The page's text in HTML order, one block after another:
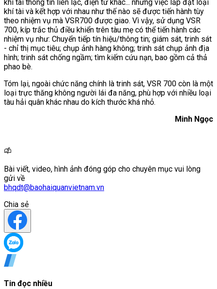
khí tài thông tin liên lạc, điện tử khác... nhưng việc lắp đặt loại
khí tài và kết hợp với nhau như thế nào sẽ được tiến hành tùy
theo nhiệm vụ mà VSR700 được giao. Vì vậy, sử dụng VSR
700, kíp trắc thủ điều khiển trên tàu mẹ có thể tiến hành các
nhiệm vụ như: Chuyển tiếp tín hiệu/thông tin; giám sát, trinh sát
- chỉ thị mục tiêu; chụp ảnh hàng không; trinh sát chụp ảnh địa
hình; trinh sát chống ngầm; tìm kiếm cứu nạn, bao gồm cả thả
phao bè.
Tóm lại, ngoài chức năng chính là trinh sát, VSR 700 còn là một
loại trực thăng không người lái đa năng, phù hợp với nhiều loại
tàu hải quân khác nhau do kích thước khá nhỏ.
Minh Ngọc
Bài viết, video, hình ảnh đóng góp cho chuyên mục vui lòng
gửi về
bhqdt@baohaiquanvietnam.vn
Chia sẻ
Tin đọc nhiều